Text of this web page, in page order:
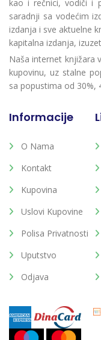
kao i rečnici, vodiči i
saradnji sa vodećim
izdanja i sve aktuelne
kapitalna izdanja,
Naša internet knjižara
kupovinu, uz stalne
sa popustima od 30%,
Informacije
O Nama
Kontakt
Kupovina
Uslovi Kupovine
Polisa Privatnosti
Uputstvo
Odjava